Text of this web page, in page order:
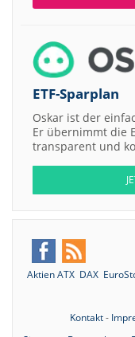
ETF-Sparplan
Oskar ist der
Er übernimmt die
transparent und
Aktien ATX DAX
Kontakt-